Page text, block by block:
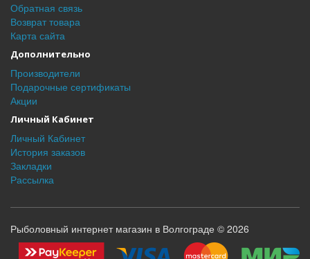
Обратная связь
Возврат товара
Карта сайта
Дополнительно
Производители
Подарочные сертификаты
Акции
Личный Кабинет
Личный Кабинет
История заказов
Закладки
Рассылка
Рыболовный интернет магазин в Волгограде © 2026